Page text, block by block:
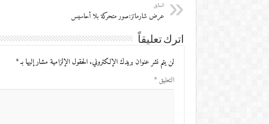
السابق
عرض شارماتز:صور متحركة بلا أحاسيس
اترك تعليقاً
لن يتم نشر عنوان بريدك الإلكتروني. الحقول الإلزامية مشار إليها بـ*
التعليق*